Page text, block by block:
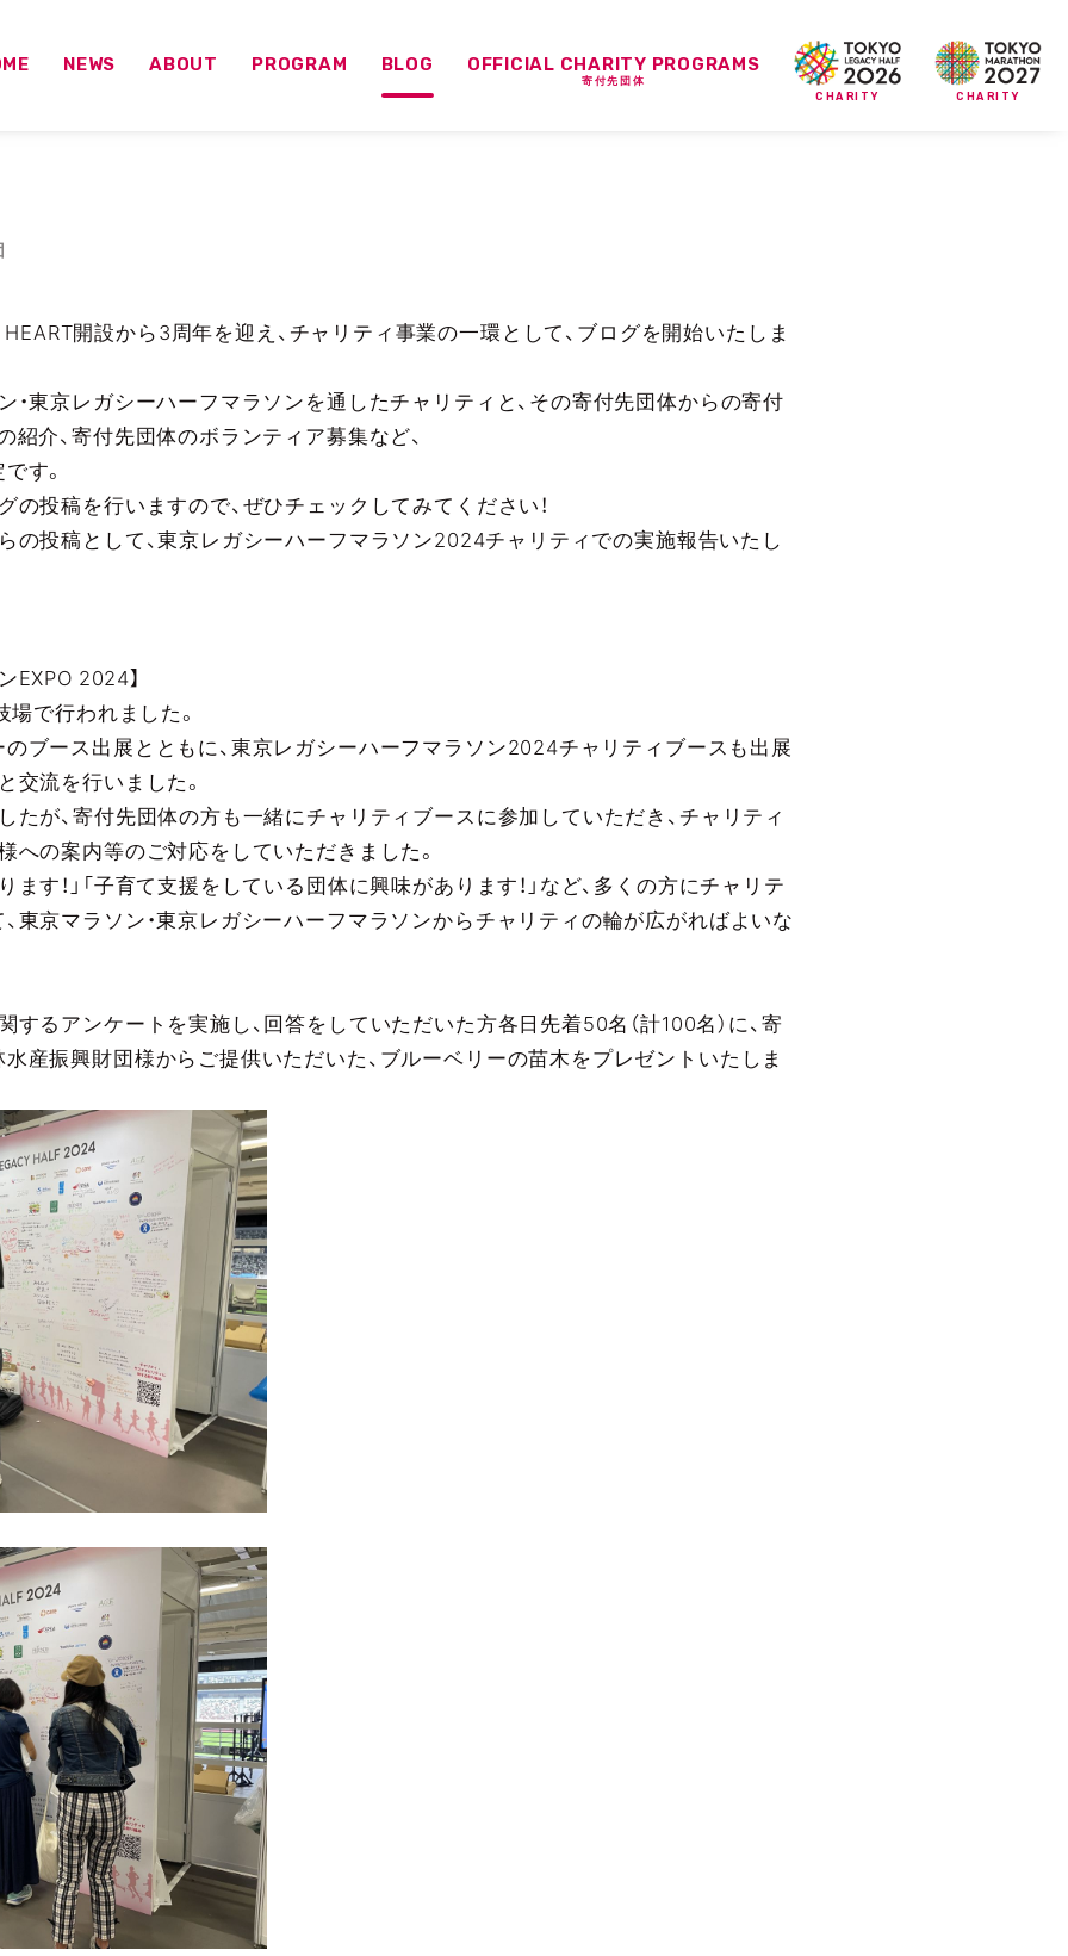
NEWS ABOUT PROGRAM BLOG OFFICIAL CHARITY PROGRAMS
寄付先団体
CHARITY CHARITY
開設から3周年を迎え、チャリティ事業の一環として、ブログを開始いたしま
・東京レガシーハーフマラソンを通したチャリティと、その寄付先団体からの寄付
紹介、寄付先団体のボランティア募集など、
す。
の投稿を行いますので、ぜひチェックしてみてください！
の投稿として、東京レガシーハーフマラソン2024チャリティでの実施報告いたし
EXPO 2024】
場で行われました。
ブース出展とともに、東京レガシーハーフマラソン2024チャリティブースも出展
交流を行いました。
たが、寄付先団体の方も一緒にチャリティブースに参加していただき、チャリティ
への案内等のご対応をしていただきました。
す！」「子育て支援をしている団体に興味があります！」など、多くの方にチャリテ
東京マラソン・東京レガシーハーフマラソンからチャリティの輪が広がればよいな
するアンケートを実施し、回答をしていただいた方各日先着50名（計100名）に、寄
産振興財団様からご提供いただいた、ブルーベリーの苗木をプレゼントいたしま